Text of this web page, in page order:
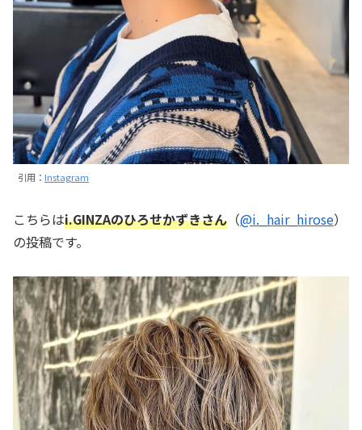
引用： Instagram
こちらはi.GINZAのひろせかずきさん （@i._hair_hirose）
の投稿です。